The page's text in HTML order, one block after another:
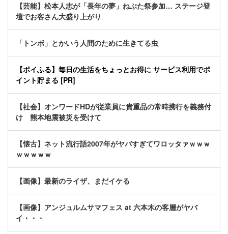
【芸能】松本人志が「長年の夢」ねぶた祭参加… ステージ登
壇でお客さん大盛り上がり
「トンボ」とかいう人間のために生きてる虫
【ポイふる】毎日の生活をちょっとお得に サービス利用でポ
イント貯まる [PR]
【社会】オンワードHDが従業員に貴重品の常時携行を義務付
け 熊本地震被災を受けて
【懐古】ネット流行語2007年がヤバすぎてワロッタァｗｗｗ
ｗｗｗｗｗ
【画像】最新のライザ、まだイケる
【画像】アンジュルムサマフェス at 六本木の客層がヤバ
イ・・・